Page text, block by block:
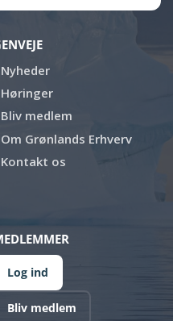
Nyheder
Høringer
Bliv medlem
Om Grønlands Erhverv
Kontakt os
Log ind
Bliv medlem